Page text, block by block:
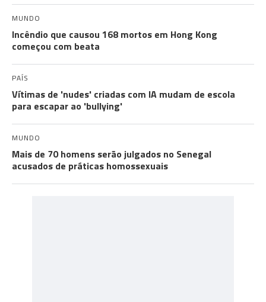
MUNDO
Incêndio que causou 168 mortos em Hong Kong
começou com beata
PAÍS
Vítimas de 'nudes' criadas com IA mudam de escola
para escapar ao 'bullying'
MUNDO
Mais de 70 homens serão julgados no Senegal
acusados de práticas homossexuais